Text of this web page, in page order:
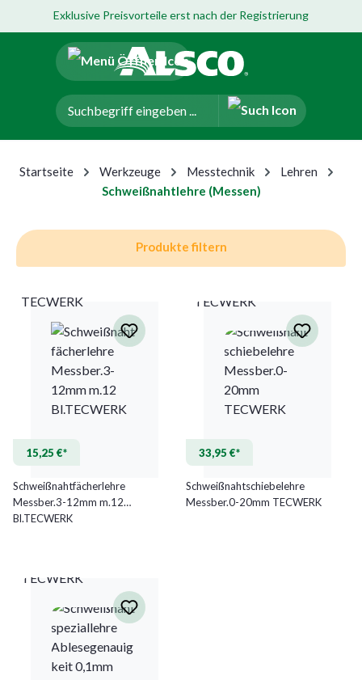
Hauptinhalt springen
Zur Navigation der B2B-Plattform springen
Exklusive Preisvorteile erst nach der Registrierung
Startseite Werkzeuge Messtechnik
Lehren
Schweißnahtlehre (Messen)
Produkte filtern
TECWERK
15,25 €*
Schweißnahtfächerlehre
Messber.3-12mm m.12
Bl.TECWERK
TECWERK
33,95 €*
Schweißnahtschiebelehre
Messber.0-20mm TECWERK
TECWERK